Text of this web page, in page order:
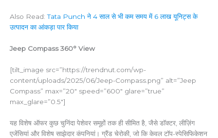
Also Read:Tata Punch ने 4 साल से भी कम समय में 6 लाख यूनिट्स के
उत्पादन का आंकड़ा पार किया
Jeep Compass 360° View
[tilt_image src=”https://trendnut.com/wp-
content/uploads/2025/06/Jeep-Compass.png” alt=”Jeep
Compass” max=”20″ speed=”600″ glare=”true”
max_glare=”0.5″]
यह विशेष ऑफर कुछ चुनिंदा पेशेवर समूहों तक ही सीमित है, जैसे डॉक्टर, लीज़िंग
एजेंसियां और विशेष साझेदार कंपनियां। ग्रैंड चेरोकी, जो कि केवल टॉप-स्पेसिफिकेशन